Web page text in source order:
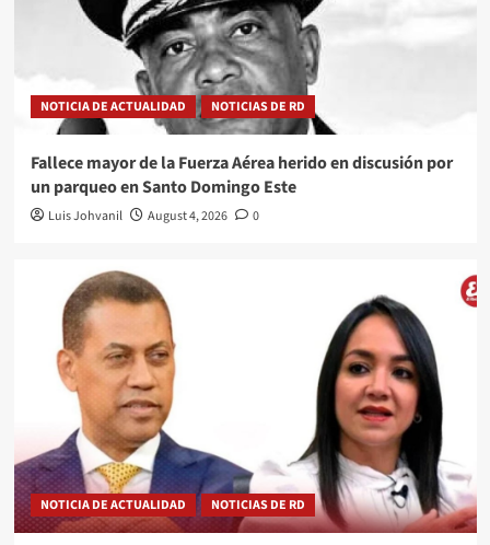
NOTICIA DE ACTUALIDAD NOTICIAS DE RD
Fallece mayor de la Fuerza Aérea herido en discusión por
un parqueo en Santo Domingo Este
Luis Johvanil August 4, 2026 0
NOTICIA DE ACTUALIDAD NOTICIAS DE RD